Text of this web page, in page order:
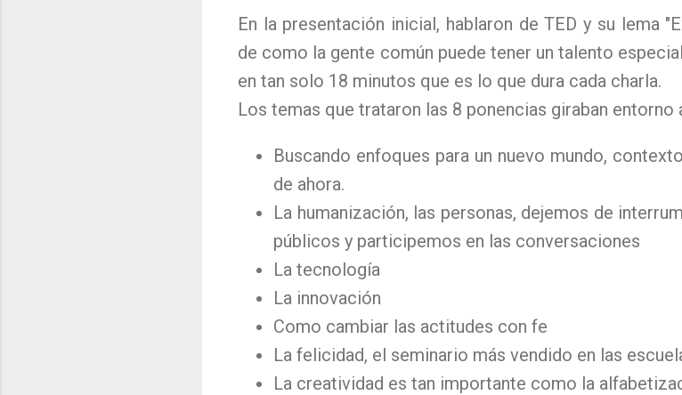
En la presentación inicial, hablaron de TED y su lema
de como la gente común puede tener un talento
en tan solo 18 minutos que es lo que dura cada charla.
Los temas que trataron las 8 ponencias giraban entorno
Buscando enfoques para un nuevo mundo,
de ahora.
La humanización, las personas, dejemos de
públicos y participemos en las conversaciones
La tecnología
La innovación
Como cambiar las actitudes con fe
La felicidad, el seminario más vendido en las
La creatividad es tan importante como la